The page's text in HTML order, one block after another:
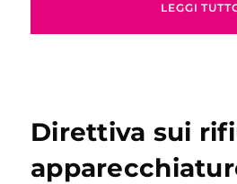
LEGGI
Direttiva sui